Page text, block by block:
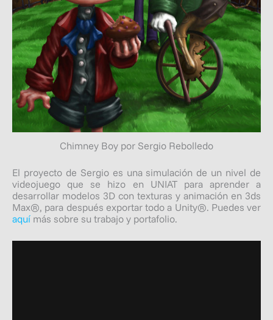
Chimney Boy por Sergio Rebolledo
El proyecto de Sergio es una simulación de un nivel de
videojuego que se hizo en UNIAT para aprender a
desarrollar modelos 3D con texturas y animación en 3ds
Max®, para después exportar todo a Unity®. Puedes ver
aquí más sobre su trabajo y portafolio.